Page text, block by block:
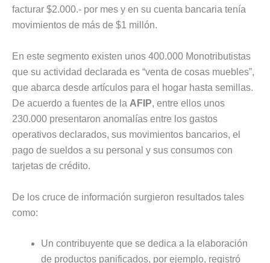
facturar $2.000.- por mes y en su cuenta bancaria tenía
movimientos de más de $1 millón.
En este segmento existen unos 400.000 Monotributistas
que su actividad declarada es “venta de cosas muebles”,
que abarca desde artículos para el hogar hasta semillas.
De acuerdo a fuentes de la AFIP, entre ellos unos
230.000 presentaron anomalías entre los gastos
operativos declarados, sus movimientos bancarios, el
pago de sueldos a su personal y sus consumos con
tarjetas de crédito.
De los cruce de información surgieron resultados tales
como:
Un contribuyente que se dedica a la elaboración
de productos panificados, por ejemplo, registró